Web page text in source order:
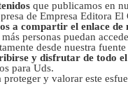
que publicamos en
de Empresa Editora El
a compartir el enlace de
personas puedan
desde nuestra
y disfrutar de todo
para Uds.
y valorar este